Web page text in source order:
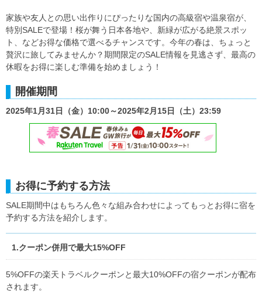
家族や友人との思い出作りにぴったりな国内の高級宿や温泉宿が、
特別SALEで登場！桜が舞う日本各地や、新緑が広がる絶景スポッ
ト、などお得な価格で選べるチャンスです。今年の春は、ちょっと
贅沢に旅してみませんか？期間限定のSALE情報を見逃さず、最高の
休暇をお得に楽しむ準備を始めましょう！
開催期間
2025年1月31日（金）10:00～2025年2月15日（土）23:59
お得に予約する方法
SALE期間中はもちろん色々な組み合わせによってもっとお得に宿を
予約する方法を紹介します。
1.クーポン併用で最大15%OFF
5%OFFの楽天トラベルクーポンと最大10%OFFの宿クーポンが配布
されます。